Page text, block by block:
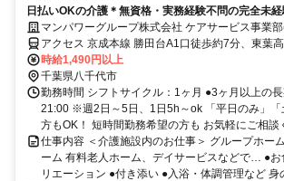
日払いOKの介護＊無資格・実務経験不問の完全未
要！WEB・電話登録OK】
マンパワーグループ株式会社 ケアサービス事業
アクセス 京成本線 勝田台A1口徒歩約7分、東葉
口徒歩約7分、東葉高速線 村上（千葉県）徒歩約
勤OK（派遣先による）
時給1,490円以上
千葉県八千代市
勤務時間 シフトサイクル：1ヶ月 ●3ヶ月以上の
21:00 ※週2日～5日、1日5h～ok 「平日のみ」「
方もOK！ 短時間勤務希望の方も お気軽にご相談
仕事内容 ＜介護施設内のお仕事＞ グループホー
ーム 有料老人ホーム、デイサービスなどで… ●お
リエーション ●付き添い ●入浴・体調管理など 身